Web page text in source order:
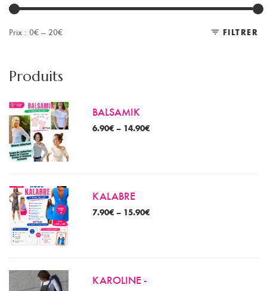
FILTRER
Prix : 0€ — 20€
Produits
BALSAMIK
6.90€ – 14.90€
KALABRE
7.90€ – 15.90€
KAROLINE -